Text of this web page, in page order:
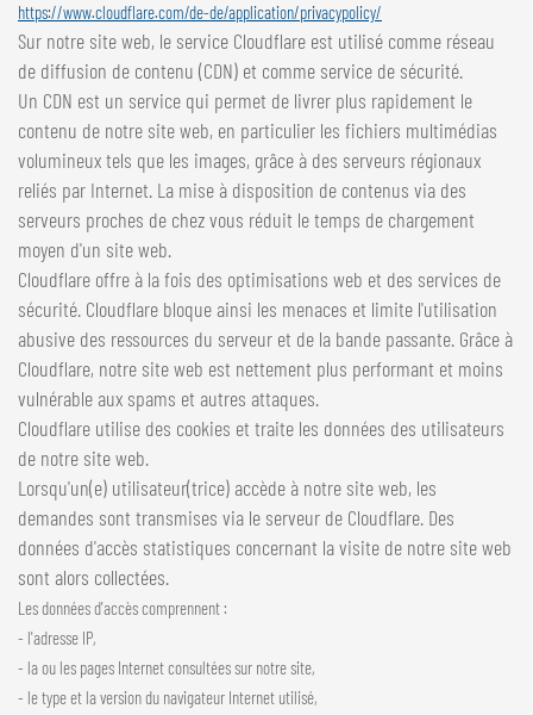
https://www.cloudflare.com/de-de/application/privacypolicy/
Sur notre site web, le service Cloudflare est utilisé comme réseau
de diffusion de contenu (CDN) et comme service de sécurité.
Un CDN est un service qui permet de livrer plus rapidement le
contenu de notre site web, en particulier les fichiers multimédias
volumineux tels que les images, grâce à des serveurs régionaux
reliés par Internet. La mise à disposition de contenus via des
serveurs proches de chez vous réduit le temps de chargement
moyen d'un site web.
Cloudflare offre à la fois des optimisations web et des services de
sécurité. Cloudflare bloque ainsi les menaces et limite l'utilisation
abusive des ressources du serveur et de la bande passante. Grâce à
Cloudflare, notre site web est nettement plus performant et moins
vulnérable aux spams et autres attaques.
Cloudflare utilise des cookies et traite les données des utilisateurs
de notre site web.
Lorsqu'un(e) utilisateur(trice) accède à notre site web, les
demandes sont transmises via le serveur de Cloudflare. Des
données d'accès statistiques concernant la visite de notre site web
sont alors collectées.
Les données d'accès comprennent :
- l'adresse IP,
- la ou les pages Internet consultées sur notre site,
- le type et la version du navigateur Internet utilisé,